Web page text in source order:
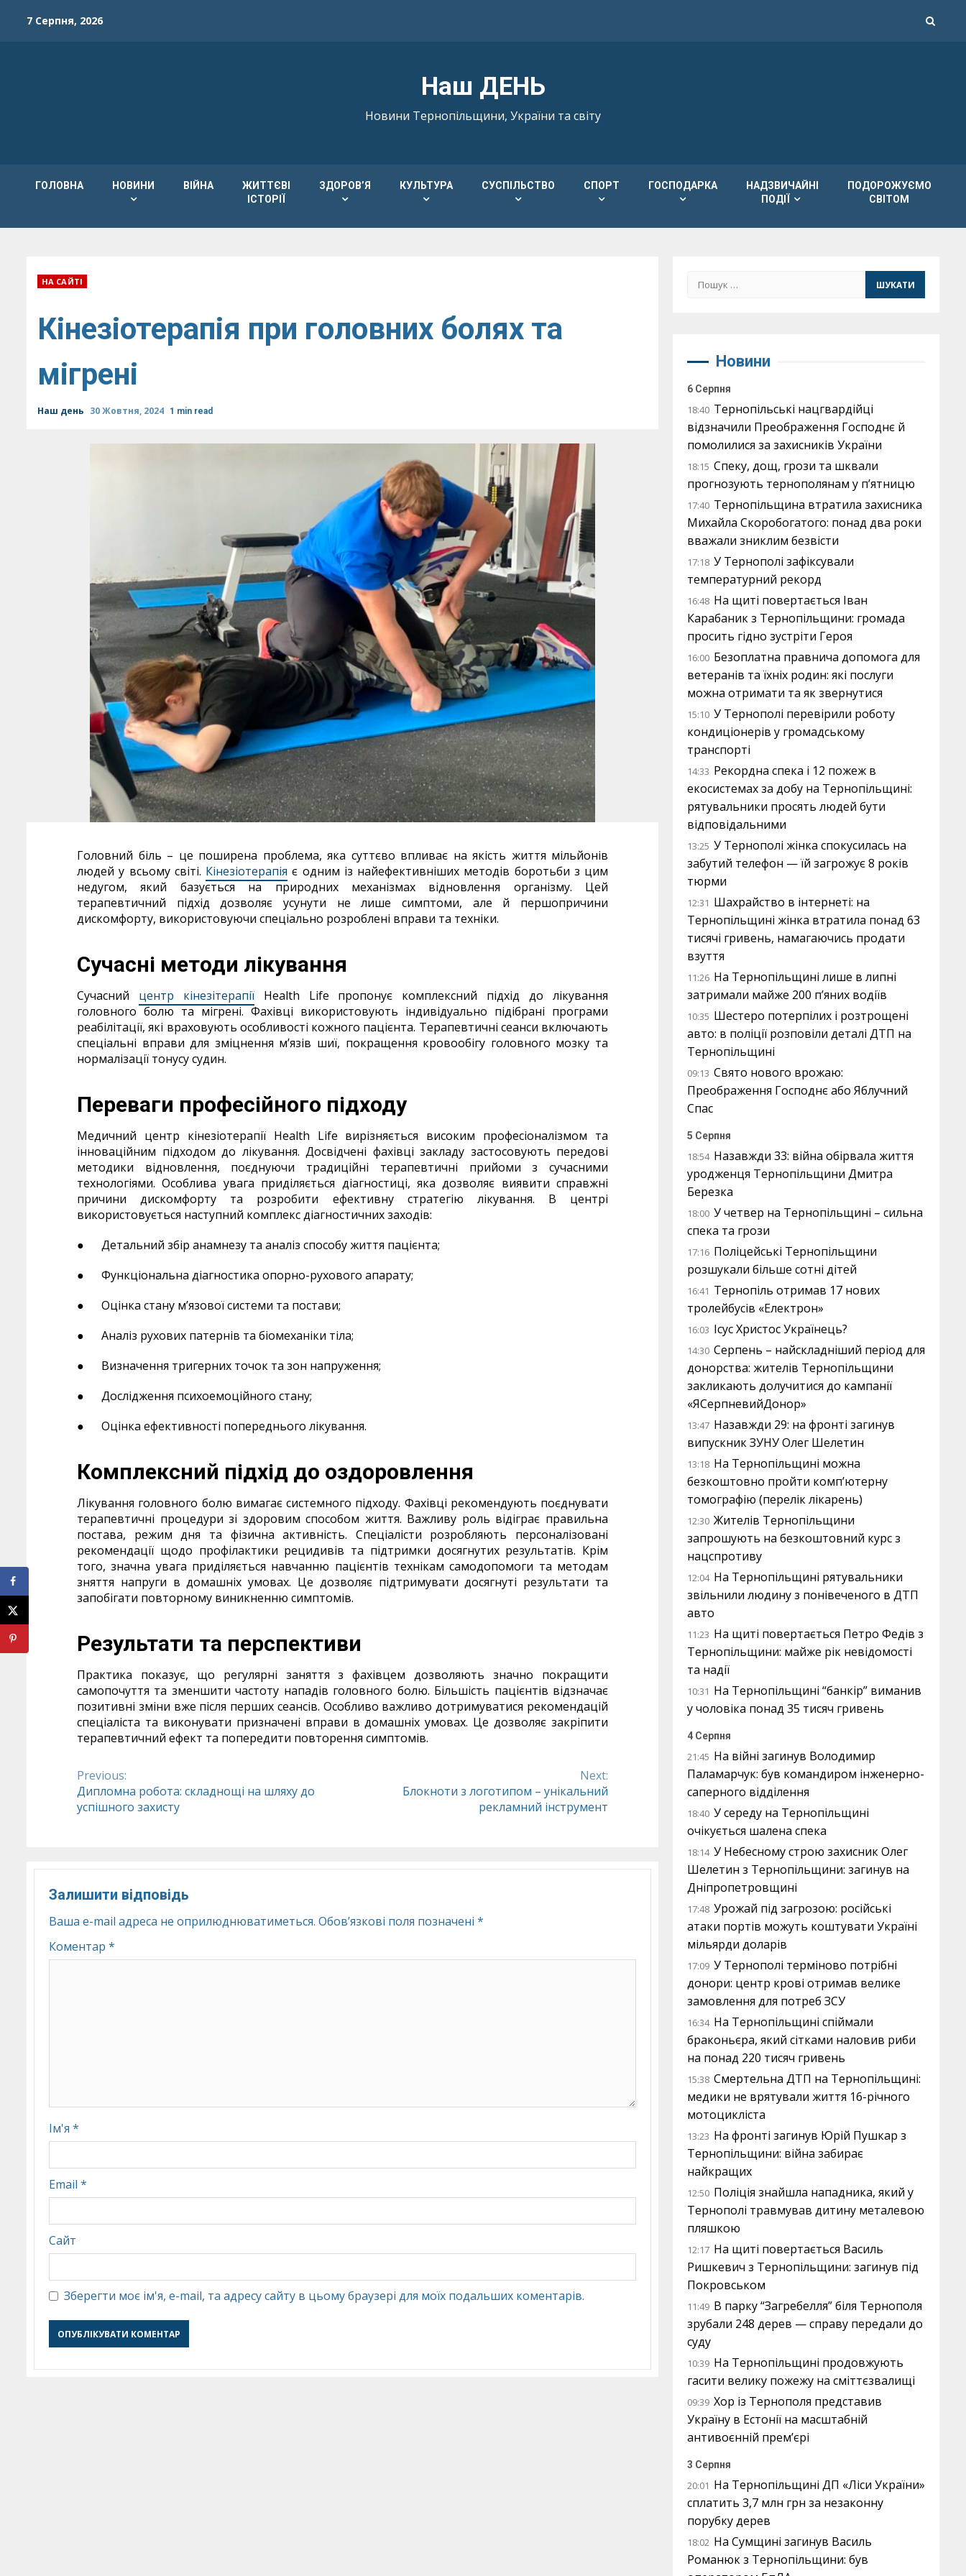
7 Серпня, 2026
Наш ДЕНЬ
Новини Тернопільщини, України та світу
ГОЛОВНА НОВИНИ ВІЙНА
ЖИТТЄВІ
ІСТОРІЇ
ЗДОРОВ’Я КУЛЬТУРА СУСПІЛЬСТВО СПОРТ ГОСПОДАРКА
НАДЗВИЧАЙНІ
ПОДІЇ
ПОДОРОЖУЄМО
СВІТОМ
НА САЙТІ
Кінезіотерапія при головних болях та
мігрені
Наш день 30 Жовтня, 2024 1 min read
Головний біль – це поширена проблема, яка суттєво впливає на якість життя мільйонів
людей у всьому світі. Кінезіотерапія є одним із найефективніших методів боротьби з цим
недугом, який базується на природних механізмах відновлення організму. Цей
терапевтичний підхід дозволяє усунути не лише симптоми, але й першопричини
дискомфорту, використовуючи спеціально розроблені вправи та техніки.
Сучасні методи лікування
Сучасний центр кінезітерапіїHealth Life пропонує комплексний підхід до лікування
головного болю та мігрені. Фахівці використовують індивідуально підібрані програми
реабілітації, які враховують особливості кожного пацієнта. Терапевтичні сеанси включають
спеціальні вправи для зміцнення м’язів шиї, покращення кровообігу головного мозку та
нормалізації тонусу судин.
Переваги професійного підходу
Медичний центр кінезіотерапії Health Life вирізняється високим професіоналізмом та
інноваційним підходом до лікування. Досвідчені фахівці закладу застосовують передові
методики відновлення, поєднуючи традиційні терапевтичні прийоми з сучасними
технологіями. Особлива увага приділяється діагностиці, яка дозволяє виявити справжні
причини дискомфорту та розробити ефективну стратегію лікування. В центрі
використовується наступний комплекс діагностичних заходів:
●
Детальний збір анамнезу та аналіз способу життя пацієнта;
●
Функціональна діагностика опорно-рухового апарату;
●
Оцінка стану м’язової системи та постави;
●
Аналіз рухових патернів та біомеханіки тіла;
●
Визначення тригерних точок та зон напруження;
●
Дослідження психоемоційного стану;
●
Оцінка ефективності попереднього лікування.
Комплексний підхід до оздоровлення
Лікування головного болю вимагає системного підходу. Фахівці рекомендують поєднувати
терапевтичні процедури зі здоровим способом життя. Важливу роль відіграє правильна
постава, режим дня та фізична активність. Спеціалісти розробляють персоналізовані
рекомендації щодо профілактики рецидивів та підтримки досягнутих результатів. Крім
того, значна увага приділяється навчанню пацієнтів технікам самодопомоги та методам
зняття напруги в домашніх умовах. Це дозволяє підтримувати досягнуті результати та
запобігати повторному виникненню симптомів.
Результати та перспективи
Практика показує, що регулярні заняття з фахівцем дозволяють значно покращити
самопочуття та зменшити частоту нападів головного болю. Більшість пацієнтів відзначає
позитивні зміни вже після перших сеансів. Особливо важливо дотримуватися рекомендацій
спеціаліста та виконувати призначені вправи в домашніх умовах. Це дозволяє закріпити
терапевтичний ефект та попередити повторення симптомів.
Continue
Reading
Previous:
Дипломна робота: складнощі на шляху до
успішного захисту
Next:
Блокноти з логотипом – унікальний
рекламний інструмент
Залишити відповідь
Ваша e-mail адреса не оприлюднюватиметься. Обов’язкові поля позначені *
Коментар *
Ім'я *
Email *
Сайт
Зберегти моє ім'я, e-mail, та адресу сайту в цьому браузері для моїх подальших коментарів.
Пошук:
Новини
6 Серпня
18:40 Тернопільські нацгвардійці
відзначили Преображення Господнє й
помолилися за захисників України
18:15 Спеку, дощ, грози та шквали
прогнозують тернополянам у п’ятницю
17:40 Тернопільщина втратила захисника
Михайла Скоробогатого: понад два роки
вважали зниклим безвісти
17:18 У Тернополі зафіксували
температурний рекорд
16:48 На щиті повертається Іван
Карабаник з Тернопільщини: громада
просить гідно зустріти Героя
16:00 Безоплатна правнича допомога для
ветеранів та їхніх родин: які послуги
можна отримати та як звернутися
15:10 У Тернополі перевірили роботу
кондиціонерів у громадському
транспорті
14:33 Рекордна спека і 12 пожеж в
екосистемах за добу на Тернопільщині:
рятувальники просять людей бути
відповідальними
13:25 У Тернополі жінка спокусилась на
забутий телефон — їй загрожує 8 років
тюрми
12:31 Шахрайство в інтернеті: на
Тернопільщині жінка втратила понад 63
тисячі гривень, намагаючись продати
взуття
11:26 На Тернопільщині лише в липні
затримали майже 200 п’яних водіїв
10:35 Шестеро потерпілих і розтрощені
авто: в поліції розповіли деталі ДТП на
Тернопільщині
09:13 Свято нового врожаю:
Преображення Господнє або Яблучний
Спас
5 Серпня
18:54 Назавжди 33: війна обірвала життя
уродженця Тернопільщини Дмитра
Березка
18:00 У четвер на Тернопільщині – сильна
спека та грози
17:16 Поліцейські Тернопільщини
розшукали більше сотні дітей
16:41 Тернопіль отримав 17 нових
тролейбусів «Електрон»
16:03 Ісус Христос Українець?
14:30 Серпень – найскладніший період для
донорства: жителів Тернопільщини
закликають долучитися до кампанії
«ЯСерпневийДонор»
13:47 Назавжди 29: на фронті загинув
випускник ЗУНУ Олег Шелетин
13:18 На Тернопільщині можна
безкоштовно пройти комп’ютерну
томографію (перелік лікарень)
12:30 Жителів Тернопільщини
запрошують на безкоштовний курс з
нацспротиву
12:04 На Тернопільщині рятувальники
звільнили людину з понівеченого в ДТП
авто
11:23 На щиті повертається Петро Федів з
Тернопільщини: майже рік невідомості
та надії
10:31 На Тернопільщині “банкір” виманив
у чоловіка понад 35 тисяч гривень
4 Серпня
21:45 На війні загинув Володимир
Паламарчук: був командиром інженерно-
саперного відділення
18:40 У середу на Тернопільщині
очікується шалена спека
18:14 У Небесному строю захисник Олег
Шелетин з Тернопільщини: загинув на
Дніпропетровщині
17:48 Урожай під загрозою: російські
атаки портів можуть коштувати Україні
мільярди доларів
17:09 У Тернополі терміново потрібні
донори: центр крові отримав велике
замовлення для потреб ЗСУ
16:34 На Тернопільщині спіймали
браконьєра, який сітками наловив риби
на понад 220 тисяч гривень
15:38 Смертельна ДТП на Тернопільщині:
медики не врятували життя 16-річного
мотоцикліста
13:23 На фронті загинув Юрій Пушкар з
Тернопільщини: війна забирає
найкращих
12:50 Поліція знайшла нападника, який у
Тернополі травмував дитину металевою
пляшкою
12:17 На щиті повертається Василь
Ришкевич з Тернопільщини: загинув під
Покровськом
11:49 В парку “Загребелля” біля Тернополя
зрубали 248 дерев — справу передали до
суду
10:39 На Тернопільщині продовжують
гасити велику пожежу на сміттєзвалищі
09:39 Хор із Тернополя представив
Україну в Естонії на масштабній
антивоєнній прем’єрі
3 Серпня
20:01 На Тернопільщині ДП «Ліси України»
сплатить 3,7 млн грн за незаконну
порубку дерев
18:02 На Сумщині загинув Василь
Романюк з Тернопільщини: був